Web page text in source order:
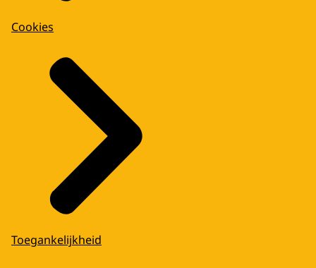
Cookies
Toegankelijkheid